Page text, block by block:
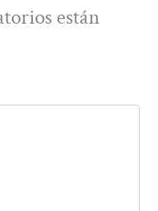
están